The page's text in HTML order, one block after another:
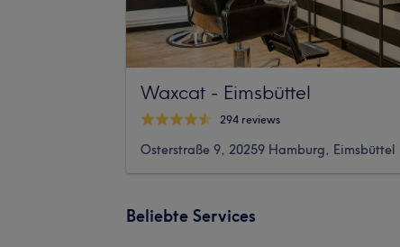
Waxcat - Eimsbüttel
294 reviews
Osterstraße 9, 20259 Hamburg, Eimsbüttel
Beliebte Services